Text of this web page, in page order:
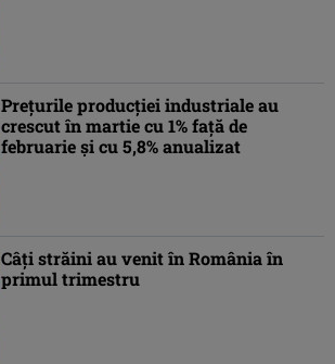
Preţurile producţiei industriale au
crescut în martie cu 1% faţă de
februarie şi cu 5,8% anualizat
Câţi străini au venit în România în
primul trimestru